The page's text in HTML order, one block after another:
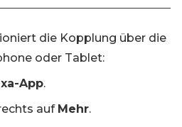
die Kopplung über die
oder Tablet:
App.
auf Mehr.